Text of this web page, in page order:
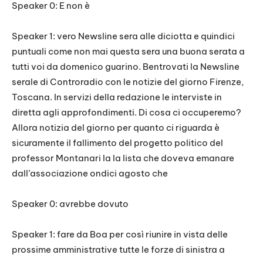
EMBED
Speaker 0: E non è
Speaker 1: vero Newsline sera alle diciotta e quindici
puntuali come non mai questa sera una buona serata a
tutti voi da domenico guarino. Bentrovati la Newsline
serale di Controradio con le notizie del giorno Firenze,
Toscana. In servizi della redazione le interviste in
diretta agli approfondimenti. Di cosa ci occuperemo?
Allora notizia del giorno per quanto ci riguarda è
sicuramente il fallimento del progetto politico del
professor Montanari la la lista che doveva emanare
dall’associazione ondici agosto che
Speaker 0: avrebbe dovuto
Speaker 1: fare da Boa per così riunire in vista delle
prossime amministrative tutte le forze di sinistra a